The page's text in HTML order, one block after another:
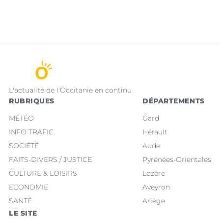
L'actualité de l'Occitanie en continu
RUBRIQUES
MÉTÉO
INFO TRAFIC
SOCIÉTÉ
FAITS-DIVERS / JUSTICE
CULTURE & LOISIRS
ECONOMIE
SANTÉ
DÉPARTEMENTS
Gard
Hérault
Aude
Pyrénées-Orientales
Lozère
Aveyron
Ariège
LE SITE